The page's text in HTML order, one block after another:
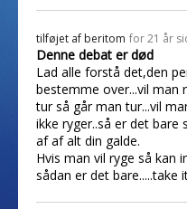
tilføjet af beritom for 21 år
Denne debat er død
Lad alle forstå det,den
bestemme over...vil man
tur så går man tur...vil
ikke ryger..så er det bare
af af alt din galde.
Hvis man vil ryge så kan
sådan er det bare.....take